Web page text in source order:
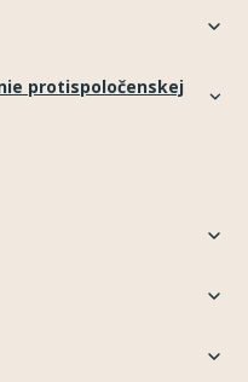
protispoločenskej